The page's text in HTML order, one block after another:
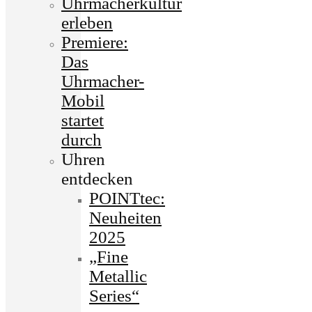
erleben
Premiere:
Das
Uhrmacher-
Mobil
startet
durch
Uhren
entdecken
POINTtec:
Neuheiten
2025
„Fine
Metallic
Series“